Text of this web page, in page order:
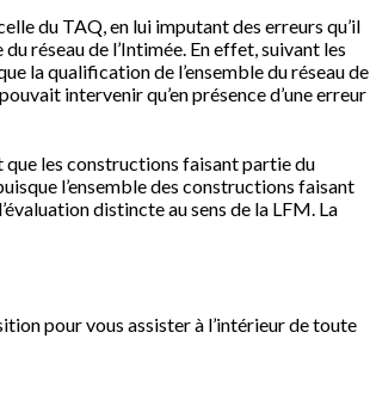
du TAQ, en lui imputant des erreurs qu’il
réseau de l’Intimée. En effet, suivant les
la qualification de l’ensemble du réseau de
intervenir qu’en présence d’une erreur
que les constructions faisant partie du
l’ensemble des constructions faisant
distincte au sens de la LFM. La
pour vous assister à l’intérieur de toute